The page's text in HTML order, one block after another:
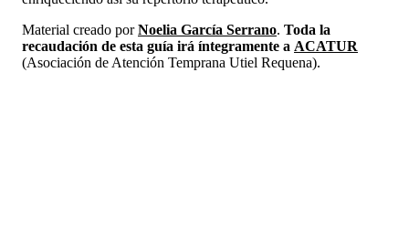
Material creado porNoelia García Serrano. Toda la
recaudación de esta guía irá íntegramente a ACATUR
(Asociación de Atención Temprana Utiel Requena).